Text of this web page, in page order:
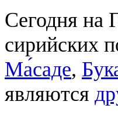
Сегодня на
сирийских
Ма́саде,
являются